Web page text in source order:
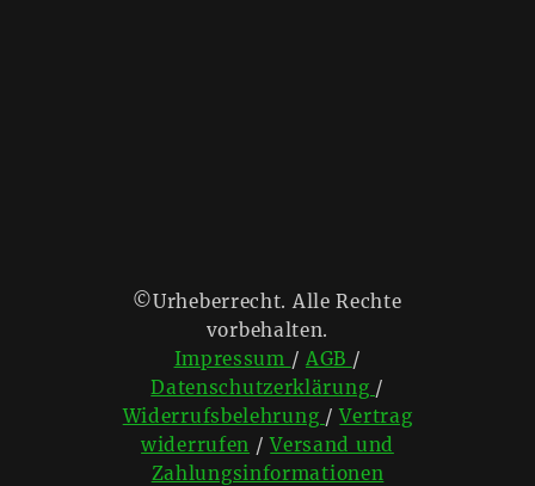
©Urheberrecht. Alle Rechte
vorbehalten.
Impressum / AGB /
Datenschutzerklärung /
Widerrufsbelehrung /Vertrag
widerrufen /Versand und
Zahlungsinformationen